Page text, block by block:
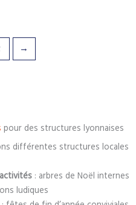
→
pour des structures lyonnaises
différentes structures locales
: arbres de Noël internes
ludiques